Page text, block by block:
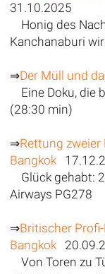
31.10.2025
Honig des
Kanchanaburi
⇒Der Müll und
Eine Doku, die
(28:30 min)
⇒Rettung zweier
Bangkok
Glück gehabt:
Airways PG278
⇒Britischer
Bangkok
Von Toren zu